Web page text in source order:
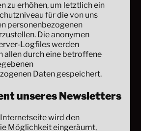
zu erhöhen, um letztlich ein
für die von uns
personenbezogenen
Die anonymen
Logfiles werden
allen durch eine betroffene
Daten gespeichert.
unseres Newsletters
wird den
Möglichkeit eingeräumt,